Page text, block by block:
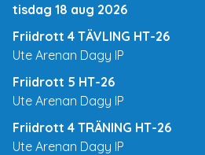
tisdag 18 aug 2026
Friidrott 4 TÄVLING HT-26
Ute Arenan Dagy IP
Friidrott 5 HT-26
Ute Arenan Dagy IP
Friidrott 4 TRÄNING HT-26
Ute Arenan Dagy IP